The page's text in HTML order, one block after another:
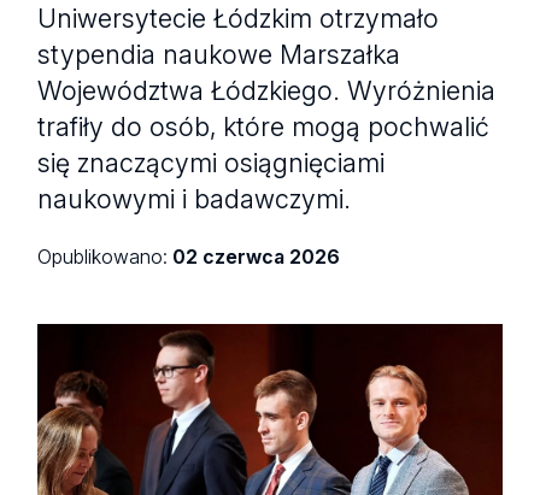
Uniwersytecie Łódzkim otrzymało
stypendia naukowe Marszałka
Województwa Łódzkiego. Wyróżnienia
trafiły do osób, które mogą pochwalić
się znaczącymi osiągnięciami
naukowymi i badawczymi.
Opublikowano: 02 czerwca 2026